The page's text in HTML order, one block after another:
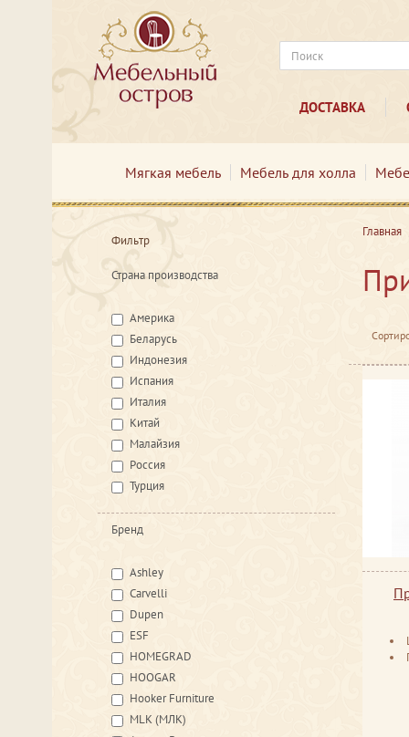
ДОСТАВКА
Мягкая мебель Мебель для холла
Фильтр
Страна производства
Америка
Беларусь
Индонезия
Испания
Италия
Китай
Малайзия
Россия
Турция
Бренд
Ashley
Carvelli
Dupen
ESF
HOMEGRAD
HOOGAR
Hooker Furniture
MLK (МЛК)
Главная